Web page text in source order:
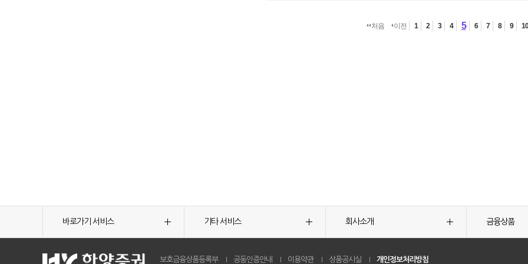
처음 이전 1 2 3 4 5 6 7 8 9 10
바로가기 서비스 기타 서비스 회사소개 금융상품
보호금융상품등록부 공동인증안내 이용약관 상품공시실 개인정보처리방침